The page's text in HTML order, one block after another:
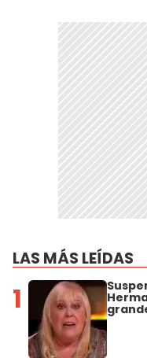
LAS MÁS LEÍDAS
1